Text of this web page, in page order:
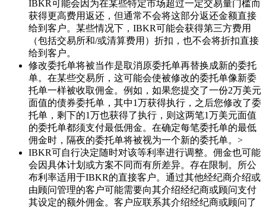
IBKR可能会因为在某些特定市场超过一定交易量门槛而
获得更高费用返还，但通常不会将这部分返还金额直接
给到客户。某些情况下，IBKR可能会获得第三方费用
（包括交易所和/或清算费用）折扣，也不会将折扣直接
给到客户。
修改委托单将被当作是取消原委托单再替换成新的委托
单。在某些交易所，这可能会使被修改的委托单像新委
托单一样被收取佣金。例如，如果您提交了一份2万美元
面值的债券委托单，其中1万获得执行，之后您修改了委
托单，剩下的1万也获得了执行，则这两笔1万美元面值
的委托单都须支付最低佣金。在确定每笔委托单的最低
佣金时，隔夜的委托单将被视为一个新的委托单。>
IBKR可自行决定随时对该等利率进行调整。佣金也可能
会因具体计划或方案不同而有所差异。存在限制。所公
布利率适用于IBKR的直接客户。通过其他经纪商介绍或
由顾问管理的客户可能需要向其介绍经纪商或顾问支付
其设定的额外佣金。客户应联系其介绍经纪商或顾问了